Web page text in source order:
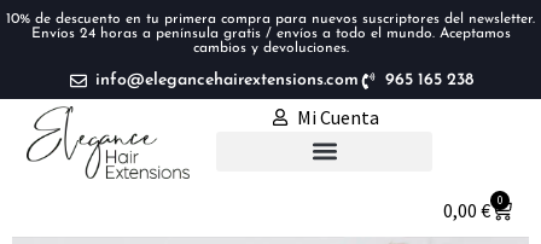
10% de descuento en tu primera compra para nuevos suscriptores del newsletter.
Envíos 24 horas a península gratis / envíos a todo el mundo. Aceptamos
cambios y devoluciones.
info@elegancehairextensions.com 965 165 238
Mi Cuenta
0,00 € 0